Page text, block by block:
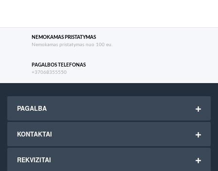
NEMOKAMAS PRISTATYMAS
Nemokamas pristatymas nuo 100 eu.
PAGALBOS TELEFONAS
+37068355550
PAGALBA
KONTAKTAI
REKVIZITAI